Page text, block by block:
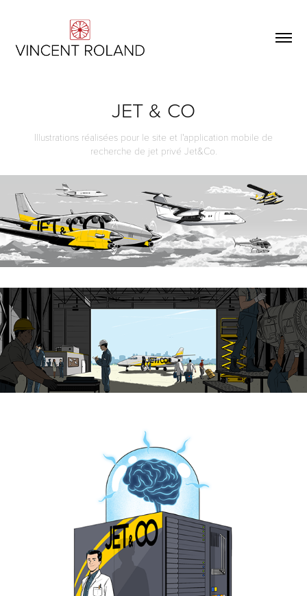
JET & CO
Illustrations réalisées pour le site et l'application mobile de
recherche de jet privé Jet&Co.